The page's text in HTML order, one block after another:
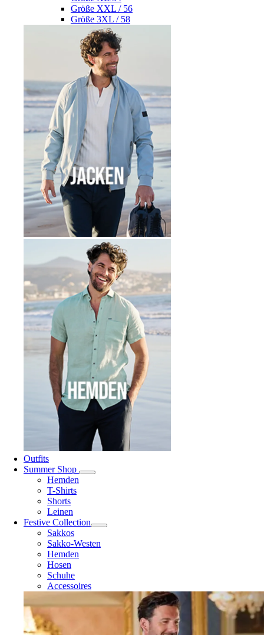
Größe XXL / 56
Größe 3XL / 58
Outfits
Summer Shop
Hemden
T-Shirts
Shorts
Leinen
Festive Collection
Sakkos
Sakko-Westen
Hemden
Hosen
Schuhe
Accessoires